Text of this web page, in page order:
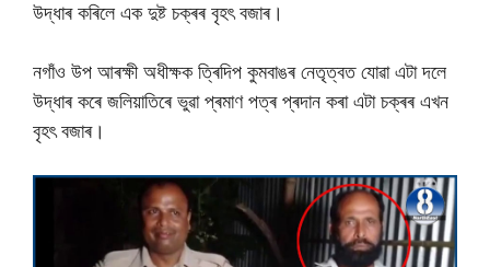
উদ্ধাৰ কৰিলে এক দুষ্ট চক্ৰৰ বৃহৎ বজাৰ।
নগাঁও উপ আৰক্ষী অধীক্ষক ত্ৰিদিপ কুমবাঙৰ নেতৃত্বত যোৱা এটা দলে
উদ্ধাৰ কৰে জলিয়াতিৰে ভুৱা প্ৰমাণ পত্ৰ প্ৰদান কৰা এটা চক্ৰৰ এখন
বৃহৎ বজাৰ।